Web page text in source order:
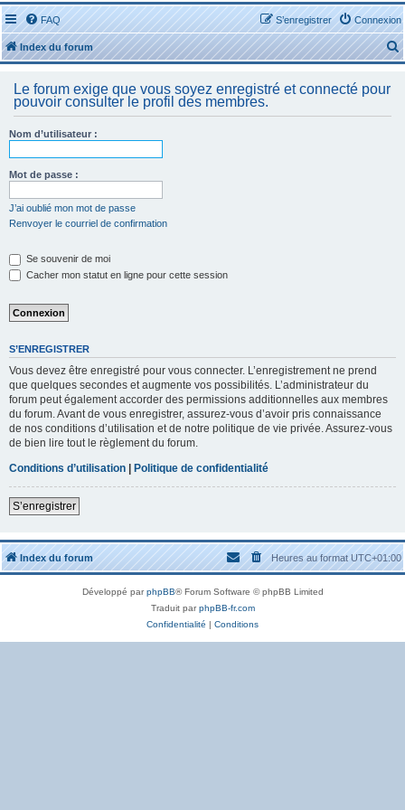
FAQ Connexion
S’enregistrer
Index du forum
e
Le forum exige que vous soyez enregistré et connecté pour
pouvoir consulter le profil des membres.
Nom d’utilisateur :
Mot de passe :
J’ai oublié mon mot de passe
Renvoyer le courriel de confirmation
Se souvenir de moi
Cacher mon statut en ligne pour cette session
S’ENREGISTRER
Vous devez être enregistré pour vous connecter. L’enregistrement ne prend
que quelques secondes et augmente vos possibilités. L’administrateur du
forum peut également accorder des permissions additionnelles aux membres
du forum. Avant de vous enregistrer, assurez-vous d’avoir pris connaissance
de nos conditions d’utilisation et de notre politique de vie privée. Assurez-vous
de bien lire tout le règlement du forum.
Conditions d’utilisation | Politique de confidentialité
S’enregistrer
Index du forum Heures au formatUTC+01:00
Développé parphpBB® Forum Software © phpBB Limited
Traduit parphpBB-fr.com
Confidentialité | Conditions